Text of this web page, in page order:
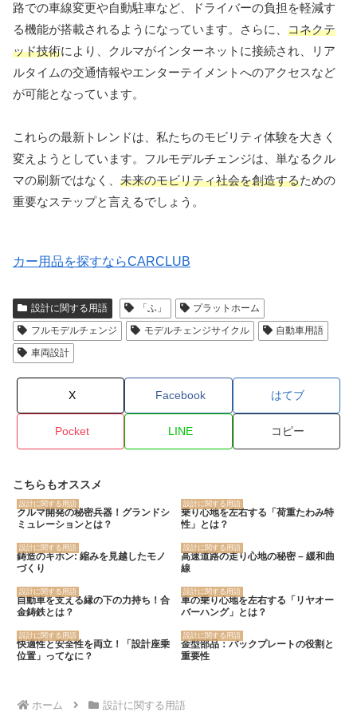
路での車線変更や自動駐車など、ドライバーの負担を軽減す
る機能が搭載されるようになっています。さらに、 コネクテ
ッド技術により、クルマがインターネットに接続され、リア
ルタイムの交通情報やエンターテイメントへのアクセスなど
が可能となっています。
これらの最新トレンドは、私たちのモビリティ体験を大きく
変えようとしています。フルモデルチェンジは、単なるクル
マの刷新ではなく、 未来のモビリティ社会を創造するための
重要なステップと言えるでしょう。
カー用品を探すならCARCLUB
設計に関する用語 「ふ」
プラットホーム
フルモデルチェンジ
モデルチェンジサイクル
自動車用語
車両設計
X Facebook はてブ
Pocket LINE コピー
こちらもオススメ
設計に関する用語
クルマ開発の秘密兵器！グランドシ
ミュレーションとは？
設計に関する用語
乗り心地を左右する「荷重たわみ特
性」とは？
設計に関する用語
鋳造のキホン: 縮みを見越したモノ
づくり
設計に関する用語
高速道路の走り心地の秘密 – 緩和曲
線
設計に関する用語
自動車を支える縁の下の力持ち！合
金鋳鉄とは？
設計に関する用語
車の乗り心地を左右する「リヤオー
バーハング」とは？
設計に関する用語
快適性と安全性を両立！「設計座乗
位置」ってなに？
設計に関する用語
金型部品：バックプレートの役割と
重要性
ホーム 設計に関する用語